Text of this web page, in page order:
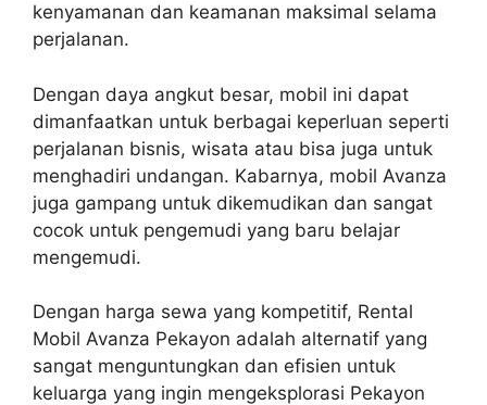
kenyamanan dan keamanan maksimal selama
perjalanan.
Dengan daya angkut besar, mobil ini dapat
dimanfaatkan untuk berbagai keperluan seperti
perjalanan bisnis, wisata atau bisa juga untuk
menghadiri undangan. Kabarnya, mobil Avanza
juga gampang untuk dikemudikan dan sangat
cocok untuk pengemudi yang baru belajar
mengemudi.
Dengan harga sewa yang kompetitif, Rental
Mobil Avanza Pekayon adalah alternatif yang
sangat menguntungkan dan efisien untuk
keluarga yang ingin mengeksplorasi Pekayon